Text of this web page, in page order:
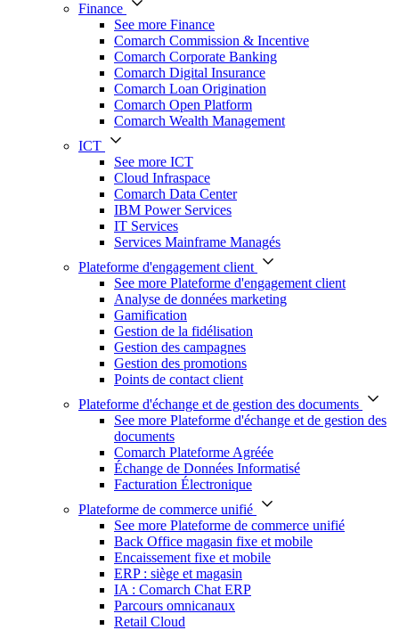
Finance
See more Finance
Comarch Commission & Incentive
Comarch Corporate Banking
Comarch Digital Insurance
Comarch Loan Origination
Comarch Open Platform
Comarch Wealth Management
ICT
See more ICT
Cloud Infraspace
Comarch Data Center
IBM Power Services
IT Services
Services Mainframe Managés
Plateforme d'engagement client
See more Plateforme d'engagement client
Analyse de données marketing
Gamification
Gestion de la fidélisation
Gestion des campagnes
Gestion des promotions
Points de contact client
Plateforme d'échange et de gestion des documents
See more Plateforme d'échange et de gestion des
documents
Comarch Plateforme Agréée
Échange de Données Informatisé
Facturation Électronique
Plateforme de commerce unifié
See more Plateforme de commerce unifié
Back Office magasin fixe et mobile
Encaissement fixe et mobile
ERP : siège et magasin
IA : Comarch Chat ERP
Parcours omnicanaux
Retail Cloud